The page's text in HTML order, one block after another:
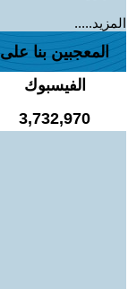
المزيد.....
المعجبين بنا على
الفيسبوك
3,732,970